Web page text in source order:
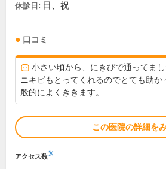
休診日: 日、祝
口コミ
小さい頃から、にきびで通ってまし
ニキビもとってくれるのでとても助
般的によくききます。
この医院の詳細を
アクセス数※